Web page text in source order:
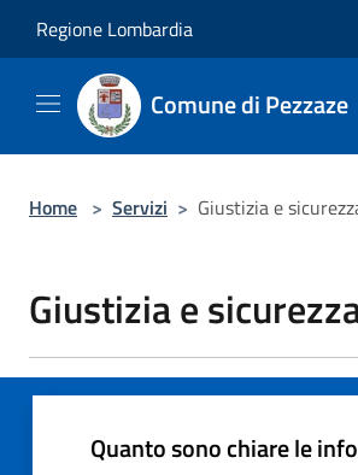
Regione Lombardia
Comune di Pezzaze
Home > Servizi > Giustizia e
Giustizia e
Quanto sono chiare le